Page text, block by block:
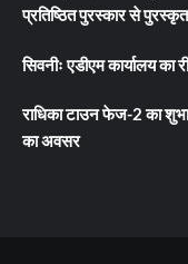
प्रतिष्ठित पुरस्कार से पुरस्कृत
सिवनीः एडीएम कार्यालय का
राधिका टाउन फेज-2 का
का अवसर